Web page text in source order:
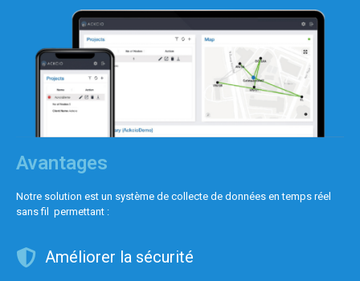
Avantages
Notre solution est un système de collecte de données en temps réel
sans fil permettant :
Améliorer la sécurité